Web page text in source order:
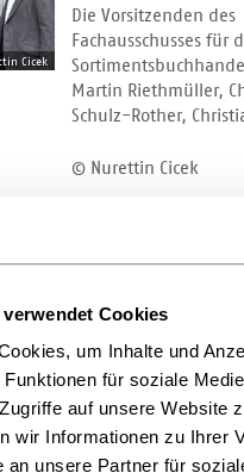
verwendet Cookies
um Inhalte und
für soziale
auf unsere Website
wir Informationen zu Ihrer
an unsere Partner für
Cicek
Die Vorsitzenden des
Fachausschusses für
Martin Riethmüller,
Schulz-Rother,
© Nurettin Cicek
Die drei
Vorsitzenden des
Börsenvereins
Die Vorsitzenden der
Fachausschüsse für